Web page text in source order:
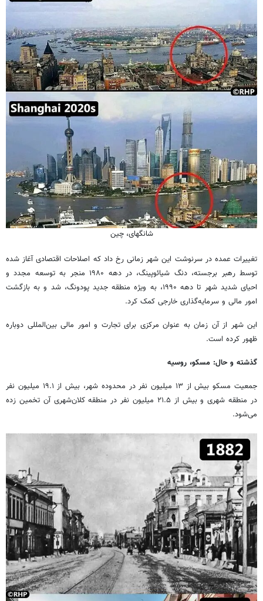
شانگهای، چین
تغییرات عمده در سرنوشت این شهر زمانی رخ داد که اصلاحات اقتصادی آغاز شده
توسط رهبر برجسته، دنگ شیائوپینگ، در دهه ۱۹۸۰ منجر به توسعه مجدد و
احیای شدید شهر تا دهه ۱۹۹۰، به ویژه منطقه جدید پودونگ، شد و به بازگشت
امور مالی و سرمایه‌گذاری خارجی کمک کرد.
این شهر از آن زمان به عنوان مرکزی برای تجارت و امور مالی بین‌المللی دوباره
ظهور کرده است.
گذشته و حال: مسکو، روسیه
جمعیت مسکو بیش از ۱۳ میلیون نفر در محدوده شهر، بیش از ۱۹.۱ میلیون نفر
در منطقه شهری و بیش از ۲۱.۵ میلیون نفر در منطقه کلان‌شهری آن تخمین زده
می‌شود.